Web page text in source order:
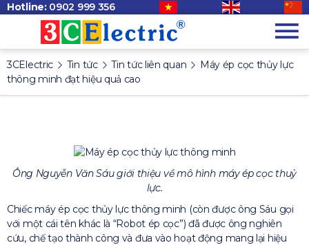
Hotline: 0902 999 356
3CElectric Tin tức Tin tức liên quan
Máy ép cọc thủy lực
thông minh đạt hiệu quả cao
Ông Nguyễn Văn Sáu giới thiệu về mô hình máy ép cọc thuỷ
lực.
Chiếc máy ép cọc thủy lực thông minh (còn được ông Sáu gọi
với một cái tên khác là “Robot ép cọc”) đã được ông nghiên
cứu, chế tạo thành công và đưa vào hoạt động mang lại hiệu